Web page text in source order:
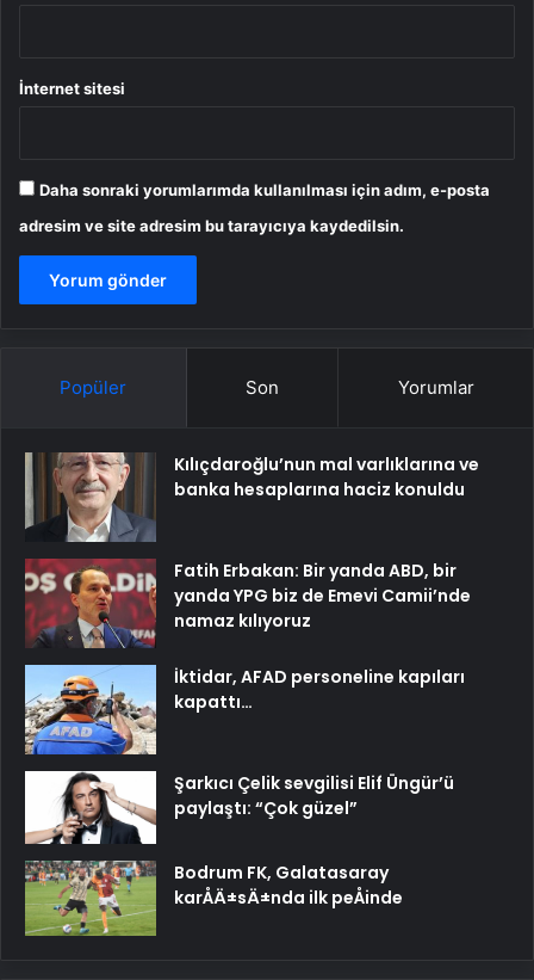
İnternet sitesi
Daha sonraki yorumlarımda kullanılması için adım, e-posta
adresim ve site adresim bu tarayıcıya kaydedilsin.
Popüler Son Yorumlar
Kılıçdaroğlu’nun mal varlıklarına ve
banka hesaplarına haciz konuldu
Fatih Erbakan: Bir yanda ABD, bir
yanda YPG biz de Emevi Camii’nde
namaz kılıyoruz
İktidar, AFAD personeline kapıları
kapattı…
Şarkıcı Çelik sevgilisi Elif Üngür’ü
paylaştı: “Çok güzel”
Bodrum FK, Galatasaray
karÅÄ±sÄ±nda ilk peÅinde